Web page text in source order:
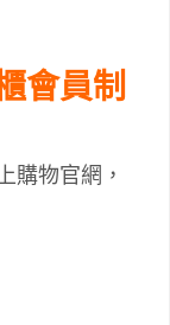
會員制
購物官網，